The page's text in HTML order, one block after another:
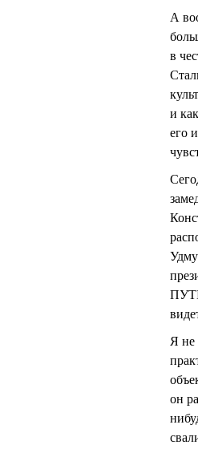
А
в
и
его
Я не
он